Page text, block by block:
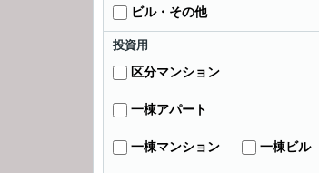
ビル・その他
投資用
区分マンション
一棟アパート
一棟マンション 一棟ビル